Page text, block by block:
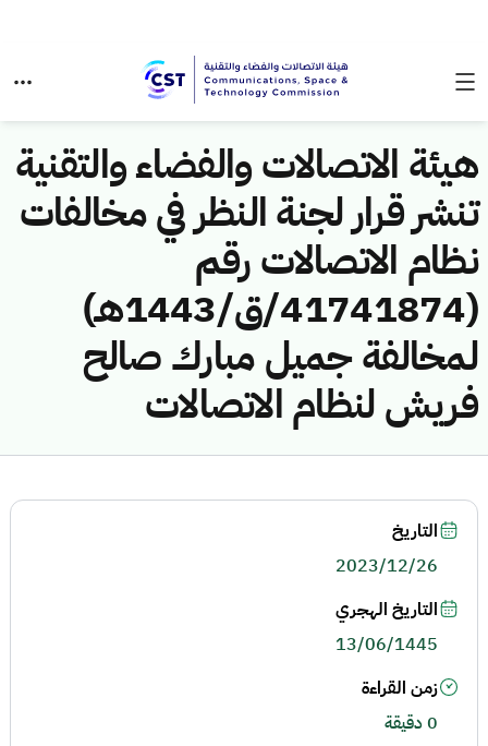
هيئة الاتصالات والفضاء والتقنية
تنشر قرار لجنة النظر في مخالفات
نظام الاتصالات رقم
(41741874/ق/1443هـ)
لمخالفة جميل مبارك صالح
فريش لنظام الاتصالات
التاريخ
2023/12/26
التاريخ الهجري
13/06/1445
زمن القراءة
0 دقيقة